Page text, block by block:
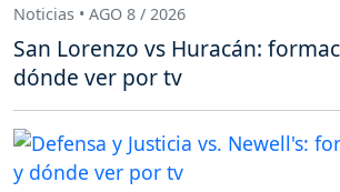
Noticias • AGO 8 / 2026
San Lorenzo vs Huracán:
dónde ver por tv